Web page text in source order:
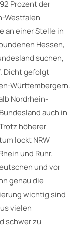
Prozent der
Westfalen
an einer Stelle in
Hessen,
suchen,
Dicht gefolgt
Württembergern.
Nordrhein-
auch in
höherer
lockt NRW
und Ruhr.
und vor
genau die
wichtig sind
vielen
schwer zu